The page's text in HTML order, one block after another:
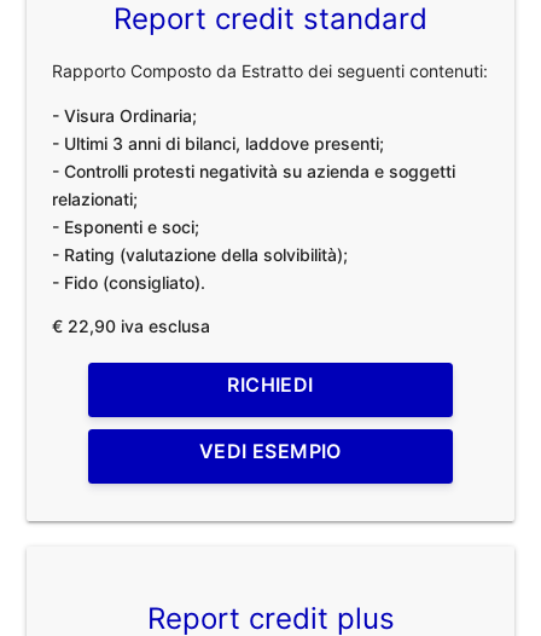
Report credit standard
Rapporto Composto da Estratto dei seguenti contenuti:
- Visura Ordinaria;
- Ultimi 3 anni di bilanci, laddove presenti;
- Controlli protesti negatività su azienda e soggetti
relazionati;
- Esponenti e soci;
- Rating (valutazione della solvibilità);
- Fido (consigliato).
€ 22,90 iva esclusa
RICHIEDI
VEDI ESEMPIO
Report credit plus